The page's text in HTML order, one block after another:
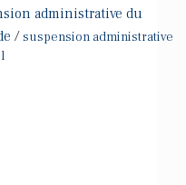
administrative du
/suspension administrative